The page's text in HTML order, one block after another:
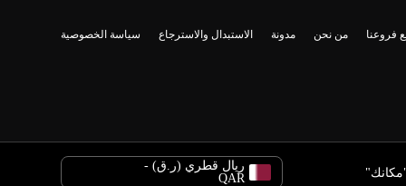
فروعنا من نحن مدونة الاستبدال والاسترجاع سياسة الخصوصية
ريال قطري (ر.ق) -
QAR